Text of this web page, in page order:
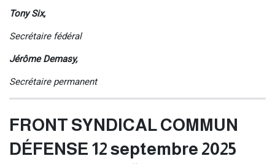
Tony Six,
Secrétaire fédéral ​
Jérôme Demasy,
Secrétaire permanent
FRONT SYNDICAL COMMUN
DÉFENSE 12 septembre 2025